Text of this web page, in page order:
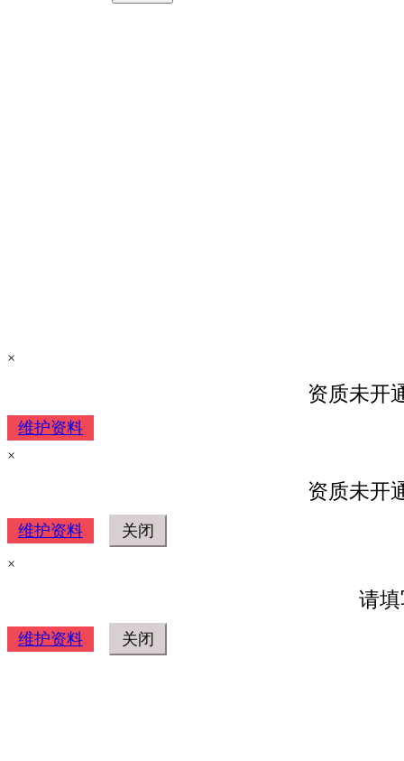
×
资质未开
维护资料
×
资质未开
维护资料
×
请
维护资料